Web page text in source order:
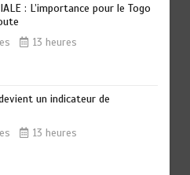
: L’importance pour le Togo
13 heures
un indicateur de
13 heures